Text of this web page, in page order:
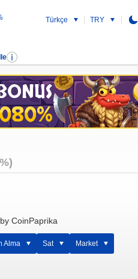
Türkçe TRY
CoinPaprika
Alma Sat Market